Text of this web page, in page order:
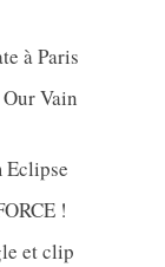
à Paris
Vain
Eclipse
!
et clip